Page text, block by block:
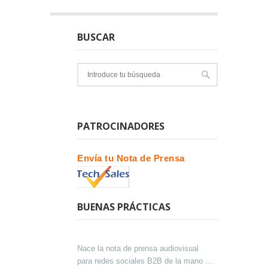
BUSCAR
PATROCINADORES
Envía tu Nota de Prensa
BUENAS PRÁCTICAS
Nace la nota de prensa audiovisual
para redes sociales B2B de la mano de